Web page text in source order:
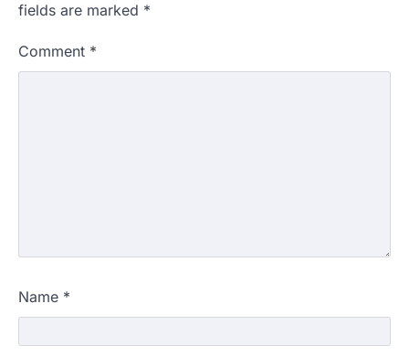
fields are marked *
Comment *
Name *